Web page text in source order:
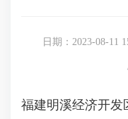
日期：2023-08-11
福建明溪经济开发